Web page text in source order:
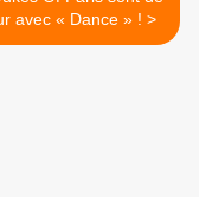
retour avec « Dance » ! >